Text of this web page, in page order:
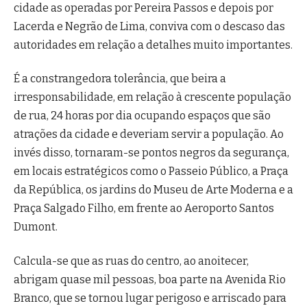
cidade as operadas por Pereira Passos e depois por
Lacerda e Negrão de Lima, conviva com o descaso das
autoridades em relação a detalhes muito importantes.
É a constrangedora tolerância, que beira a
irresponsabilidade, em relação à crescente população
de rua, 24 horas por dia ocupando espaços que são
atrações da cidade e deveriam servir a população. Ao
invés disso, tornaram-se pontos negros da segurança,
em locais estratégicos como o Passeio Público, a Praça
da República, os jardins do Museu de Arte Moderna e a
Praça Salgado Filho, em frente ao Aeroporto Santos
Dumont.
Calcula-se que as ruas do centro, ao anoitecer,
abrigam quase mil pessoas, boa parte na Avenida Rio
Branco, que se tornou lugar perigoso e arriscado para